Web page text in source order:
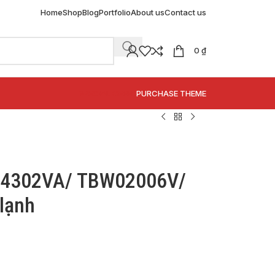
HomeShopBlogPortfolioAbout usContact us
0 ₫
PURCHASE THEME
TBW02006V/